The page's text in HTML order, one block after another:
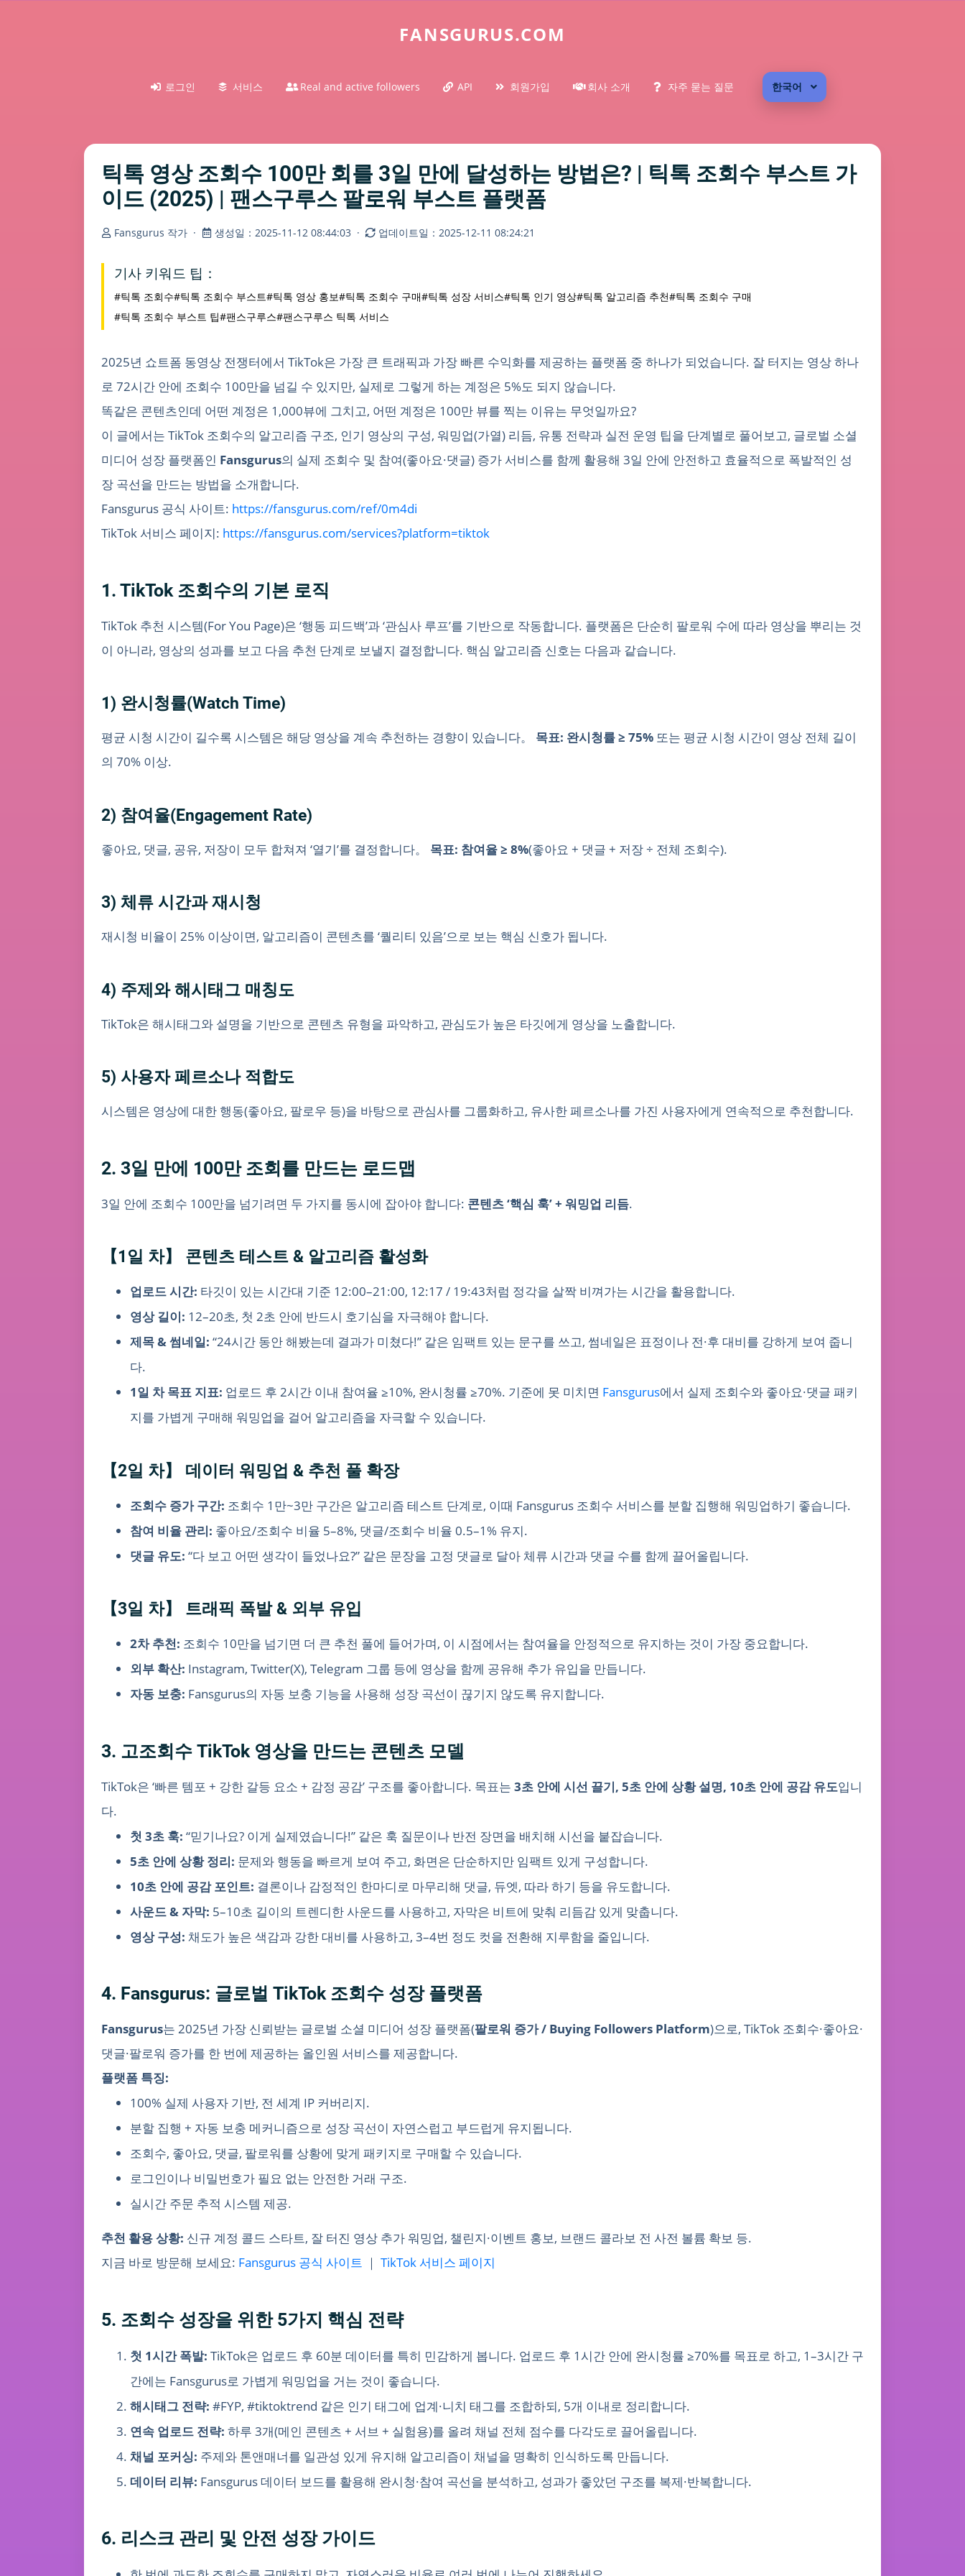
FANSGURUS.COM
로그인 서비스 Real and active followers API 회원가입 회사 소개 자주 묻는 질문 한국어
틱톡 영상 조회수 100만 회를 3일 만에 달성하는 방법은? | 틱톡 조회수 부스트 가
이드 (2025) | 팬스구루스 팔로워 부스트 플랫폼
Fansgurus 작가 · 생성일：2025-11-12 08:44:03 · 업데이트일：2025-12-11 08:24:21
기사 키워드 팁：
#틱톡 조회수#틱톡 조회수 부스트#틱톡 영상 홍보#틱톡 조회수 구매#틱톡 성장 서비스#틱톡 인기 영상#틱톡 알고리즘 추천#틱톡 조회수 구매
#틱톡 조회수 부스트 팁#팬스구루스#팬스구루스 틱톡 서비스
2025년 쇼트폼 동영상 전쟁터에서 TikTok은 가장 큰 트래픽과 가장 빠른 수익화를 제공하는 플랫폼 중 하나가 되었습니다. 잘 터지는 영상 하나
로 72시간 안에 조회수 100만을 넘길 수 있지만, 실제로 그렇게 하는 계정은 5%도 되지 않습니다.
똑같은 콘텐츠인데 어떤 계정은 1,000뷰에 그치고, 어떤 계정은 100만 뷰를 찍는 이유는 무엇일까요?
이 글에서는 TikTok 조회수의 알고리즘 구조, 인기 영상의 구성, 워밍업(가열) 리듬, 유통 전략과 실전 운영 팁을 단계별로 풀어보고, 글로벌 소셜
미디어 성장 플랫폼인 Fansgurus의 실제 조회수 및 참여(좋아요·댓글) 증가 서비스를 함께 활용해 3일 안에 안전하고 효율적으로 폭발적인 성
장 곡선을 만드는 방법을 소개합니다.
Fansgurus 공식 사이트: https://fansgurus.com/ref/0m4di
TikTok 서비스 페이지: https://fansgurus.com/services?platform=tiktok
1. TikTok 조회수의 기본 로직
TikTok 추천 시스템(For You Page)은 ‘행동 피드백’과 ‘관심사 루프’를 기반으로 작동합니다. 플랫폼은 단순히 팔로워 수에 따라 영상을 뿌리는 것
이 아니라, 영상의 성과를 보고 다음 추천 단계로 보낼지 결정합니다. 핵심 알고리즘 신호는 다음과 같습니다.
1) 완시청률(Watch Time)
평균 시청 시간이 길수록 시스템은 해당 영상을 계속 추천하는 경향이 있습니다。 목표: 완시청률 ≥ 75% 또는 평균 시청 시간이 영상 전체 길이
의 70% 이상.
2) 참여율(Engagement Rate)
좋아요, 댓글, 공유, 저장이 모두 합쳐져 ‘열기’를 결정합니다。 목표: 참여율 ≥ 8%(좋아요 + 댓글 + 저장 ÷ 전체 조회수).
3) 체류 시간과 재시청
재시청 비율이 25% 이상이면, 알고리즘이 콘텐츠를 ‘퀄리티 있음’으로 보는 핵심 신호가 됩니다.
4) 주제와 해시태그 매칭도
TikTok은 해시태그와 설명을 기반으로 콘텐츠 유형을 파악하고, 관심도가 높은 타깃에게 영상을 노출합니다.
5) 사용자 페르소나 적합도
시스템은 영상에 대한 행동(좋아요, 팔로우 등)을 바탕으로 관심사를 그룹화하고, 유사한 페르소나를 가진 사용자에게 연속적으로 추천합니다.
2. 3일 만에 100만 조회를 만드는 로드맵
3일 안에 조회수 100만을 넘기려면 두 가지를 동시에 잡아야 합니다: 콘텐츠 ‘핵심 훅’ + 워밍업 리듬.
【1일 차】 콘텐츠 테스트 & 알고리즘 활성화
업로드 시간: 타깃이 있는 시간대 기준 12:00–21:00, 12:17 / 19:43처럼 정각을 살짝 비껴가는 시간을 활용합니다.
영상 길이: 12–20초, 첫 2초 안에 반드시 호기심을 자극해야 합니다.
제목 & 썸네일: “24시간 동안 해봤는데 결과가 미쳤다!” 같은 임팩트 있는 문구를 쓰고, 썸네일은 표정이나 전·후 대비를 강하게 보여 줍니
다.
1일 차 목표 지표: 업로드 후 2시간 이내 참여율 ≥10%, 완시청률 ≥70%. 기준에 못 미치면 Fansgurus에서 실제 조회수와 좋아요·댓글 패키
지를 가볍게 구매해 워밍업을 걸어 알고리즘을 자극할 수 있습니다.
【2일 차】 데이터 워밍업 & 추천 풀 확장
조회수 증가 구간: 조회수 1만~3만 구간은 알고리즘 테스트 단계로, 이때 Fansgurus 조회수 서비스를 분할 집행해 워밍업하기 좋습니다.
참여 비율 관리: 좋아요/조회수 비율 5–8%, 댓글/조회수 비율 0.5–1% 유지.
댓글 유도: “다 보고 어떤 생각이 들었나요?” 같은 문장을 고정 댓글로 달아 체류 시간과 댓글 수를 함께 끌어올립니다.
【3일 차】 트래픽 폭발 & 외부 유입
2차 추천: 조회수 10만을 넘기면 더 큰 추천 풀에 들어가며, 이 시점에서는 참여율을 안정적으로 유지하는 것이 가장 중요합니다.
외부 확산: Instagram, Twitter(X), Telegram 그룹 등에 영상을 함께 공유해 추가 유입을 만듭니다.
자동 보충: Fansgurus의 자동 보충 기능을 사용해 성장 곡선이 끊기지 않도록 유지합니다.
3. 고조회수 TikTok 영상을 만드는 콘텐츠 모델
TikTok은 ‘빠른 템포 + 강한 갈등 요소 + 감정 공감’ 구조를 좋아합니다. 목표는 3초 안에 시선 끌기, 5초 안에 상황 설명, 10초 안에 공감 유도입니
다.
첫 3초 훅: “믿기나요? 이게 실제였습니다!” 같은 훅 질문이나 반전 장면을 배치해 시선을 붙잡습니다.
5초 안에 상황 정리: 문제와 행동을 빠르게 보여 주고, 화면은 단순하지만 임팩트 있게 구성합니다.
10초 안에 공감 포인트: 결론이나 감정적인 한마디로 마무리해 댓글, 듀엣, 따라 하기 등을 유도합니다.
사운드 & 자막: 5–10초 길이의 트렌디한 사운드를 사용하고, 자막은 비트에 맞춰 리듬감 있게 맞춥니다.
영상 구성: 채도가 높은 색감과 강한 대비를 사용하고, 3–4번 정도 컷을 전환해 지루함을 줄입니다.
4. Fansgurus: 글로벌 TikTok 조회수 성장 플랫폼
Fansgurus는 2025년 가장 신뢰받는 글로벌 소셜 미디어 성장 플랫폼(팔로워 증가 / Buying Followers Platform)으로, TikTok 조회수·좋아요·
댓글·팔로워 증가를 한 번에 제공하는 올인원 서비스를 제공합니다.
플랫폼 특징:
100% 실제 사용자 기반, 전 세계 IP 커버리지.
분할 집행 + 자동 보충 메커니즘으로 성장 곡선이 자연스럽고 부드럽게 유지됩니다.
조회수, 좋아요, 댓글, 팔로워를 상황에 맞게 패키지로 구매할 수 있습니다.
로그인이나 비밀번호가 필요 없는 안전한 거래 구조.
실시간 주문 추적 시스템 제공.
추천 활용 상황: 신규 계정 콜드 스타트, 잘 터진 영상 추가 워밍업, 챌린지·이벤트 홍보, 브랜드 콜라보 전 사전 볼륨 확보 등.
지금 바로 방문해 보세요: Fansgurus 공식 사이트 ｜ TikTok 서비스 페이지
5. 조회수 성장을 위한 5가지 핵심 전략
첫 1시간 폭발: TikTok은 업로드 후 60분 데이터를 특히 민감하게 봅니다. 업로드 후 1시간 안에 완시청률 ≥70%를 목표로 하고, 1–3시간 구
간에는 Fansgurus로 가볍게 워밍업을 거는 것이 좋습니다.
해시태그 전략: #FYP, #tiktoktrend 같은 인기 태그에 업계·니치 태그를 조합하되, 5개 이내로 정리합니다.
연속 업로드 전략: 하루 3개(메인 콘텐츠 + 서브 + 실험용)를 올려 채널 전체 점수를 다각도로 끌어올립니다.
채널 포커싱: 주제와 톤앤매너를 일관성 있게 유지해 알고리즘이 채널을 명확히 인식하도록 만듭니다.
데이터 리뷰: Fansgurus 데이터 보드를 활용해 완시청·참여 곡선을 분석하고, 성과가 좋았던 구조를 복제·반복합니다.
6. 리스크 관리 및 안전 성장 가이드